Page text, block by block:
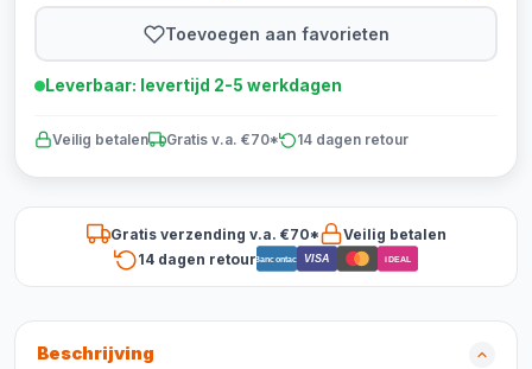
Toevoegen aan favorieten
Leverbaar: levertijd 2-5 werkdagen
Veilig betalen Gratis v.a. €70* 14 dagen retour
Gratis verzending v.a. €70*
Veilig betalen
14 dagen retourBancontact VISA iDEAL
Beschrijving